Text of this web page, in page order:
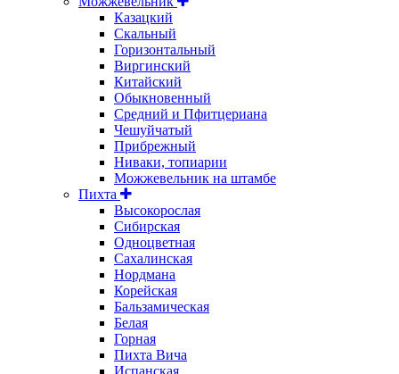
Казацкий
Скальный
Горизонтальный
Виргинский
Китайский
Обыкновенный
Средний и Пфитцериана
Чешуйчатый
Прибрежный
Ниваки, топиарии
Можжевельник на штамбе
Пихта
Высокорослая
Сибирская
Одноцветная
Сахалинская
Нордмана
Корейская
Бальзамическая
Белая
Горная
Пихта Вича
Испанская